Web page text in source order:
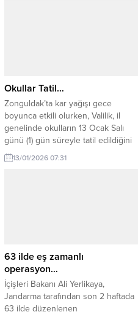
Okullar Tatil…
Zonguldak’ta kar yağışı gece
boyunca etkili olurken, Valilik, il
genelinde okulların 13 Ocak Salı
günü (1) gün süreyle tatil edildiğini
duyurdu.
13/01/2026 07:31
63 ilde eş zamanlı
operasyon…
İçişleri Bakanı Ali Yerlikaya,
Jandarma tarafından son 2 haftada
63 ilde düzenlenen